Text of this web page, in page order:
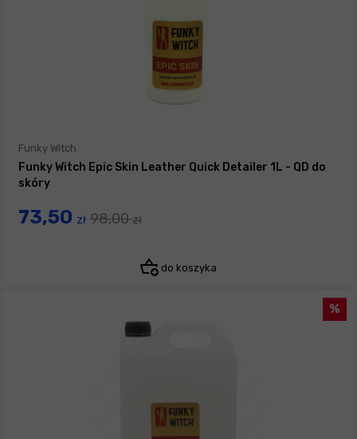
Funky Witch
Funky Witch Epic Skin Leather Quick Detailer 1L - QD do
skóry
73,50 zł 98,00zł
do koszyka